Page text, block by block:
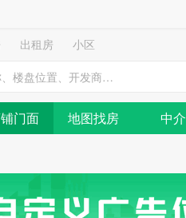
出租房
小区
门面 地图找房 中介